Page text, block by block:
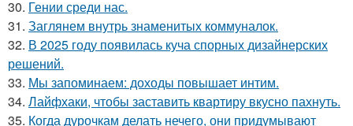
30. Гении среди нас.
31. Заглянем внутрь знаменитых коммуналок.
32. В 2025 году появилась куча спорных дизайнерских
решений.
33. Мы запоминаем: доходы повышает интим.
34. Лайфхаки, чтобы заставить квартиру вкусно пахнуть.
35. Когда дурочкам делать нечего, они придумывают